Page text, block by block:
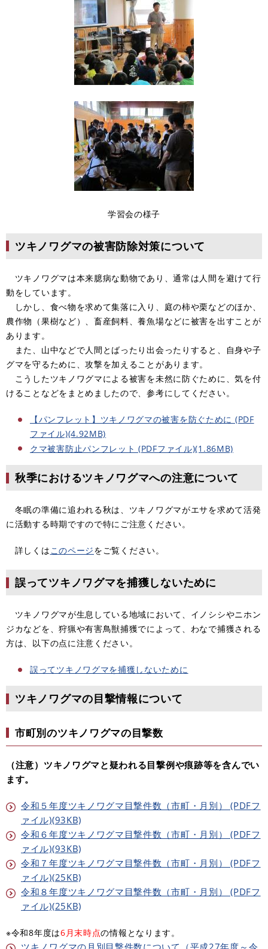
学習会の様子
ツキノワグマの被害防除対策について
ツキノワグマは本来臆病な動物であり、通常は人間を避けて行
動をしています。
しかし、食べ物を求めて集落に入り、庭の柿や栗などのほか、
農作物（果樹など）、畜産飼料、養魚場などに被害を出すことが
あります。
また、山中などで人間とばったり出会ったりすると、自身や子
グマを守るために、攻撃を加えることがあります。
こうしたツキノワグマによる被害を未然に防ぐために、気を付
けることなどをまとめましたので、参考にしてください。
【パンフレット】ツキノワグマの被害を防ぐために (PDF
ファイル)(4.92MB)
クマ被害防止パンフレット (PDFファイル)(1.86MB)
秋季におけるツキノワグマへの注意について
冬眠の準備に追われる秋は、ツキノワグマがエサを求めて活発
に活動する時期ですので特にご注意ください。
詳しくはこのページをご覧ください。
誤ってツキノワグマを捕獲しないために
ツキノワグマが生息している地域において、イノシシやニホン
ジカなどを、狩猟や有害鳥獣捕獲でによって、わなで捕獲される
方は、以下の点に注意ください。
誤ってツキノワグマを捕獲しないために
ツキノワグマの目撃情報について
市町別のツキノワグマの目撃数
（注意）ツキノワグマと疑われる目撃例や痕跡等を含んでい
ます。
令和５年度ツキノワグマ目撃件数（市町・月別） (PDFフ
ァイル)(93KB)
令和６年度ツキノワグマ目撃件数（市町・月別） (PDFフ
ァイル)(93KB)
令和７年度ツキノワグマ目撃件数（市町・月別） (PDFフ
ァイル)(25KB)
令和８年度ツキノワグマ目撃件数（市町・月別） (PDFフ
ァイル)(25KB)
※令和8年度は6月末時点の情報となります。